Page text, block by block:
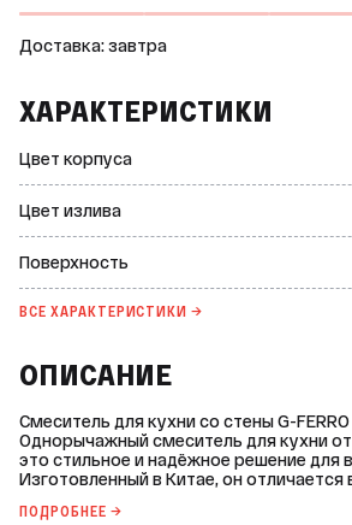
Доставка: завтра
ХАРАКТЕРИСТИКИ
Цвет корпуса
Цвет излива
Поверхность
ВСЕ ХАРАКТЕРИСТИКИ →
ОПИСАНИЕ
Смеситель для кухни со стены G-
Однорычажный смеситель для кухни от
это стильное и надёжное решение для
Изготовленный в Китае, он
корпуса и излива: хром. * Поверхность:
ПОДРОБНЕЕ →